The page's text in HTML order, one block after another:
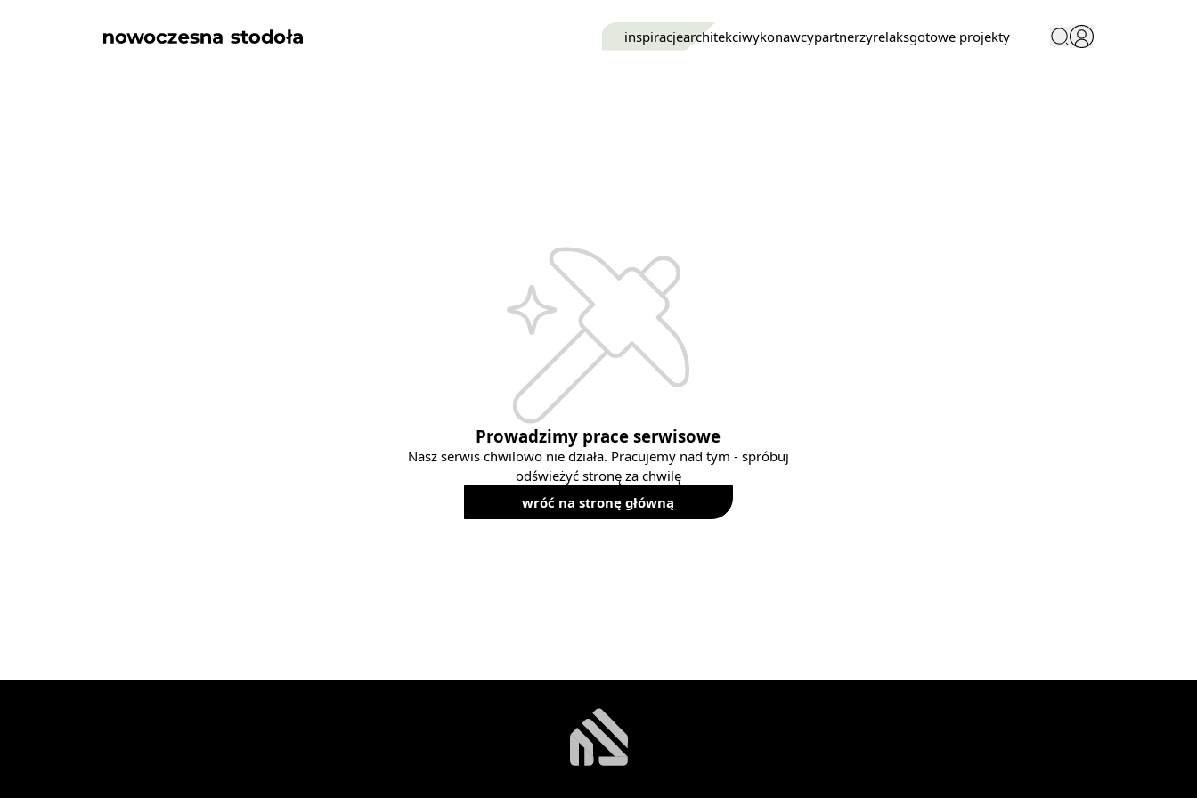
inspiracjearchitekciwykonawcypartnerzyrelaksgotowe projekty
Prowadzimy prace serwisowe
Nasz serwis chwilowo nie działa. Pracujemy nad tym - spróbuj
odświeżyć stronę za chwilę
wróć na stronę główną